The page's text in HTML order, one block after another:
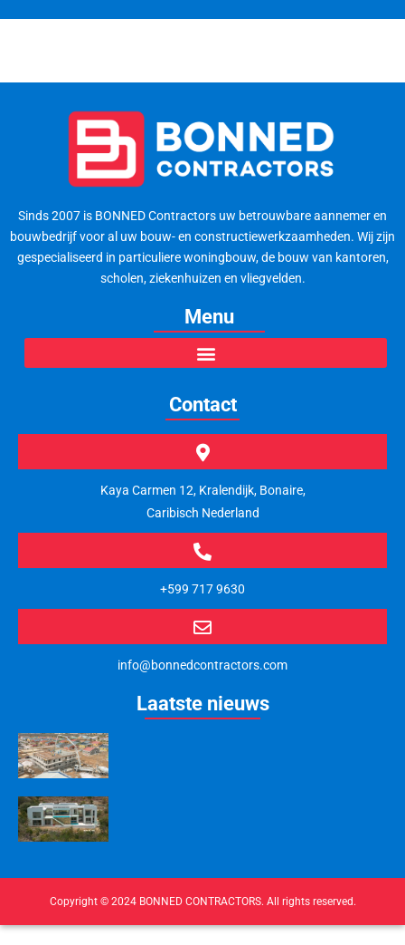
Sinds 2007 is BONNED Contractors uw betrouwbare aannemer en
bouwbedrijf voor al uw bouw- en constructiewerkzaamheden. Wij zijn
gespecialiseerd in particuliere woningbouw, de bouw van kantoren,
scholen, ziekenhuizen en vliegvelden.
Menu
Contact
Kaya Carmen 12, Kralendijk, Bonaire,
Caribisch Nederland
+599 717 9630
info@bonnedcontractors.com
Laatste nieuws
Copyright © 2024 BONNED CONTRACTORS. All rights reserved.